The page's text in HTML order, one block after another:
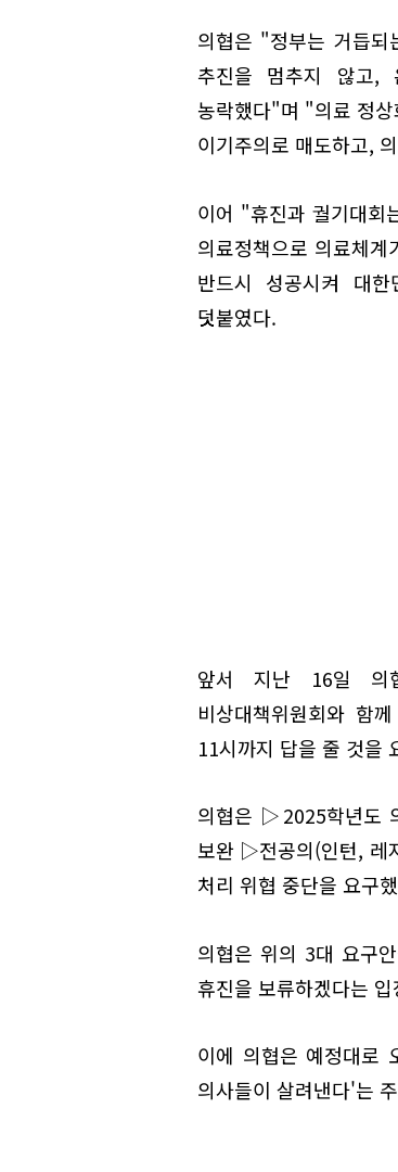
의협은 "정부는 거듭
추진을 멈추지 않고,
농락했다"며 "의료 정
이기주의로 매도하고,
이어 "휴진과 궐기대회
의료정책으로 의료체
반드시 성공시켜 대
덧붙였다.
앞서 지난 16일 의
비상대책위원회와 함
11시까지 답을 줄 것을
의협은 ▷2025학년도
보완 ▷전공의(인턴, 레
처리 위협 중단을 요구
의협은 위의 3대 요구
휴진을 보류하겠다는
이에 의협은 예정대로
의사들이 살려낸다'는